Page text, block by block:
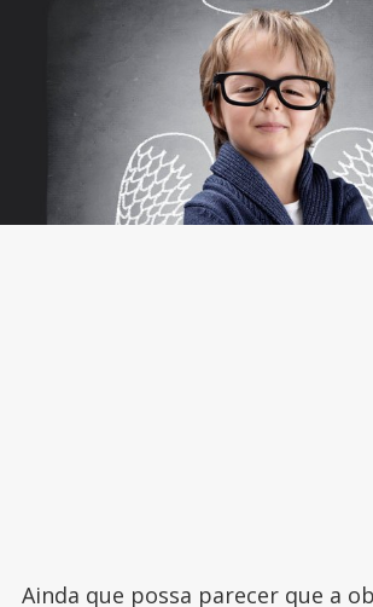
Ainda que possa parecer que a